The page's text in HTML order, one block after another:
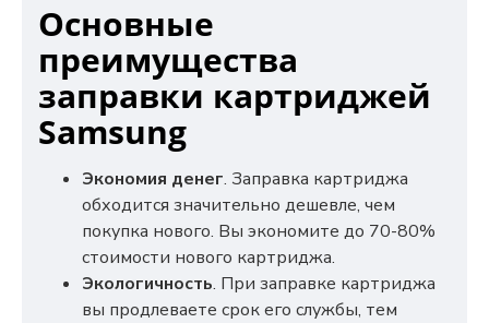
Основные
преимущества
заправки картриджей
Samsung
Экономия денег. Заправка картриджа
обходится значительно дешевле, чем
покупка нового. Вы экономите до 70-80%
стоимости нового картриджа.
Экологичность. При заправке картриджа
вы продлеваете срок его службы, тем